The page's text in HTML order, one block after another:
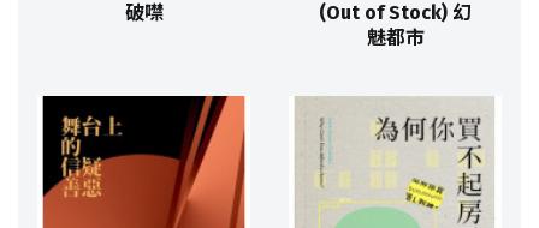
破噤
(Out of Stock) 幻
魅都市